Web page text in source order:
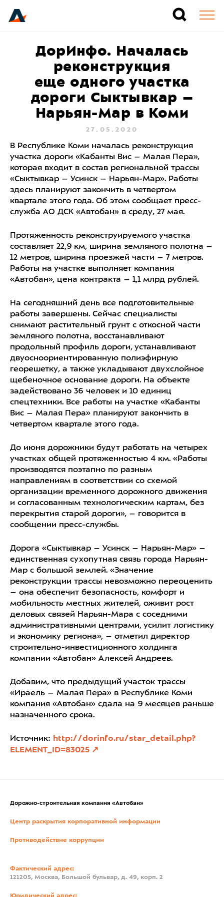
ДорИнфо. Началась
реконструкция
еще одного участка
дороги Сыктывкар –
Нарьян-Мар в Коми
27.05.2020
В Республике Коми началась реконструкция
участка дороги «Кабанты Вис – Малая Пера»,
которая входит в состав региональной трассы
«Сыктывкар – Усинск – Нарьян-Мар». Работы
здесь планируют закончить в четвертом
квартале этого года. Об этом сообщает пресс-
служба АО ДСК «Автобан» в среду, 27 мая.
Протяженность реконструируемого участка
составляет 22,9 км, ширина земляного полотна –
12 метров, ширина проезжей части – 7 метров.
Работы на участке выполняет компания
«Автобан», цена контракта – 1,1 млрд рублей.
На сегодняшний день все подготовительные
работы завершены. Сейчас специалисты
снимают растительный грунт с откосной части
земляного полотна, восстанавливают
продольный профиль дороги, устанавливают
двуосноориентированную полиэфирную
георешетку, а также укладывают двухслойное
щебеночное основание дороги. На объекте
задействовано 36 человек и 10 единиц
спецтехники. Все работы на участке «Кабанты
Вис – Малая Пера» планируют закончить в
четвертом квартале этого года.
До июня дорожники будут работать на четырех
участках общей протяженностью 4 км. «Работы
производятся поэтапно по разным
направлениям в соответствии со схемой
организации временного дорожного движения
и согласованным технологическим картам, без
перекрытия старой дороги», – говорится в
сообщении пресс-службы.
Дорога «Сыктывкар – Усинск – Нарьян-Мар» –
единственная сухопутная связь города Нарьян-
Мар с большой землей. «Значение
реконструкции трассы невозможно переоценить
– она обеспечит безопасность, комфорт и
мобильность местных жителей, оживит рост
деловых связей Нарьян-Мара с соседними
административными центрами, усилит логистику
и экономику региона», – отметил директор
строительно-инвестиционного холдинга
компании «Автобан» Алексей Андреев.
Добавим, что предыдущий участок трассы
«Ираель – Малая Пера» в Республике Коми
компания «Автобан» сдала на 9 месяцев раньше
назначенного срока.
Источник: http://dorinfo.ru/star_detail.php?
ELEMENT_ID=83025
Дорожно-строительная компания «Автобан»
Центр раскрытия корпоративной информации
Противодействие коррупции
Фактический адрес:
121205, Москва, Большой бульвар, д. 49, корп. 2